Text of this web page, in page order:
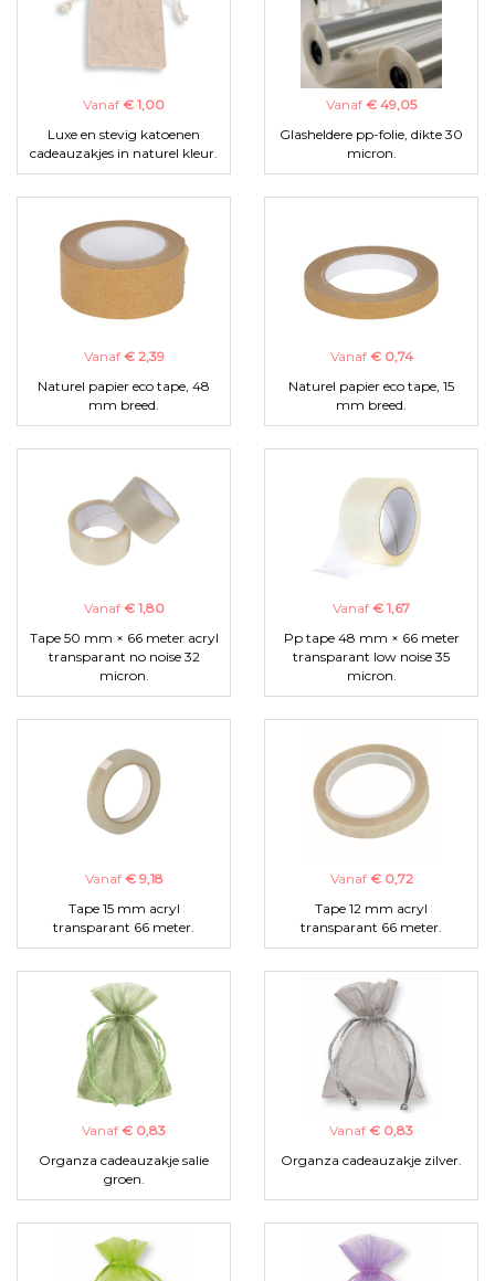
Vanaf € 1,00
Luxe en stevig katoenen
cadeauzakjes in naturel kleur.
Vanaf € 49,05
Glasheldere pp-folie, dikte 30
micron.
Vanaf € 2,39
Naturel papier eco tape, 48
mm breed.
Vanaf € 0,74
Naturel papier eco tape, 15
mm breed.
Vanaf € 1,80
Tape 50 mm × 66 meter acryl
transparant no noise 32
micron.
Vanaf € 1,67
Pp tape 48 mm × 66 meter
transparant low noise 35
micron.
Vanaf € 9,18
Tape 15 mm acryl
transparant 66 meter.
Vanaf € 0,72
Tape 12 mm acryl
transparant 66 meter.
Vanaf € 0,83
Organza cadeauzakje salie
groen.
Vanaf € 0,83
Organza cadeauzakje zilver.